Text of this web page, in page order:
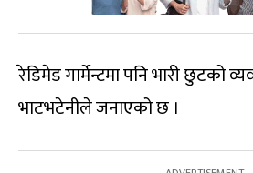
रेडिमेड गार्मेन्टमा पनि भारी छुटको
भाटभटेनीले जनाएको छ ।